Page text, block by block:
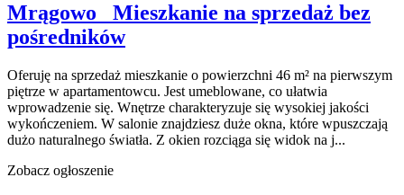
Mrągowo Mieszkanie na sprzedaż bez
pośredników
Oferuję na sprzedaż mieszkanie o powierzchni 46 m² na pierwszym
piętrze w apartamentowcu. Jest umeblowane, co ułatwia
wprowadzenie się. Wnętrze charakteryzuje się wysokiej jakości
wykończeniem. W salonie znajdziesz duże okna, które wpuszczają
dużo naturalnego światła. Z okien rozciąga się widok na j...
Zobacz ogłoszenie